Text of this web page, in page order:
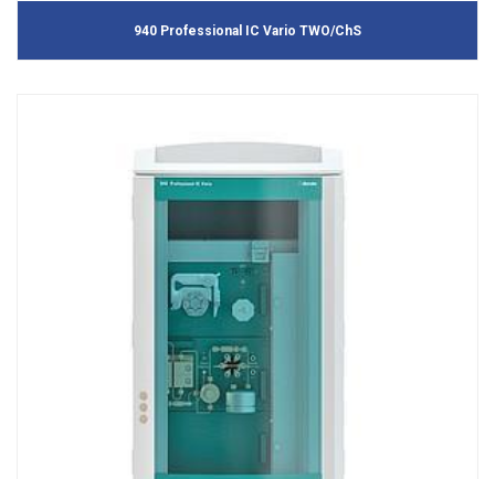
940 Professional IC Vario TWO/ChS